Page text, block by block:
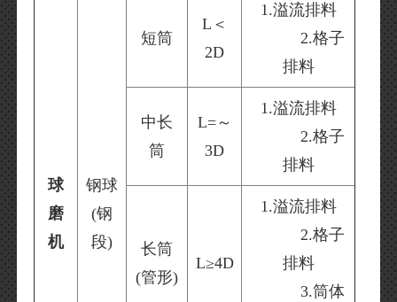
球
磨
机
钢球
(钢
段)
短筒
L＜
2D
1.溢流排料
2.格子
排料
中长
筒
L=～
3D
1.溢流排料
2.格子
排料
长筒
(管形)
L≥4D
1.溢流排料
2.格子
排料
3.筒体